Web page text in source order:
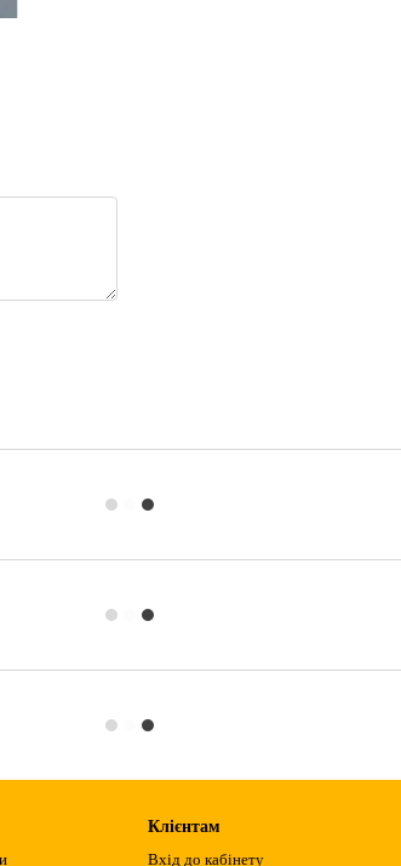
Клієнтам
Вхід до кабінету